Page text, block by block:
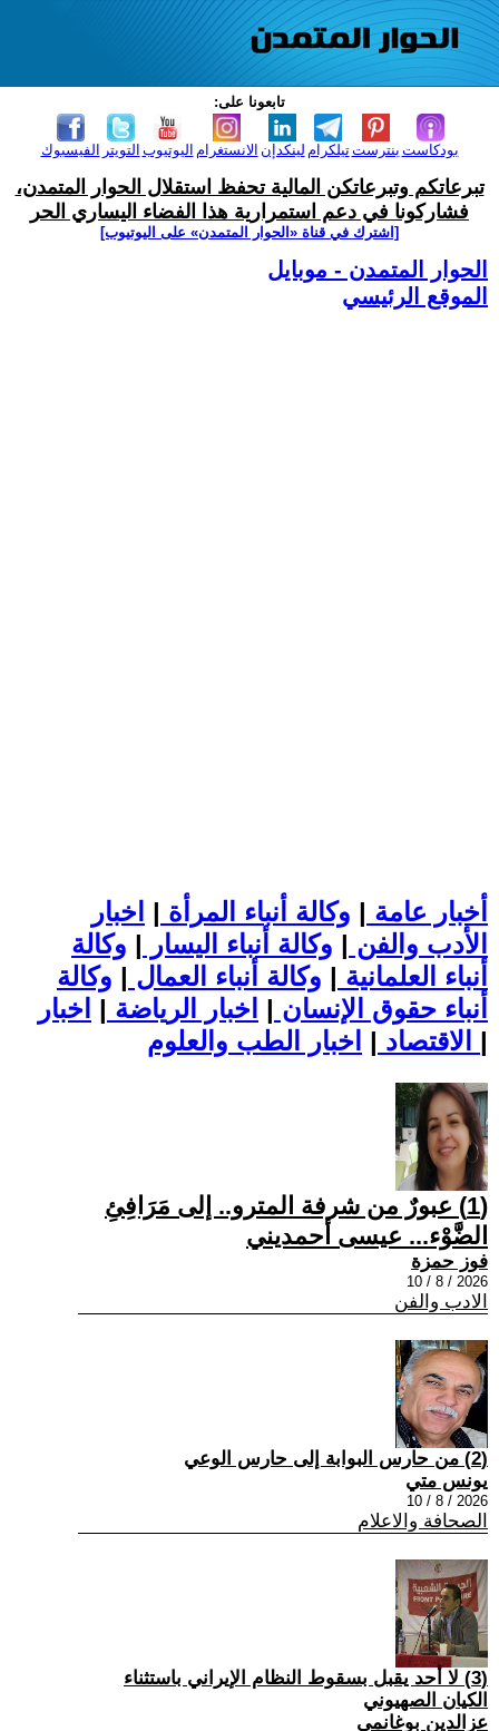
تابعونا على:
الفيسبوك التويتر اليوتيوب الانستغرام لينكدإن تيلكرامبنترست بودكاست
تبرعاتكم وتبرعاتكن المالية تحفظ استقلال الحوار المتمدن،
فشاركونا في دعم استمرارية هذا الفضاء اليساري الحر
[اشترك في قناة ‫«الحوار المتمدن» على اليوتيوب]
الحوار المتمدن - موبايل
الموقع الرئيسي
أخبار عامة | وكالة أنباء المرأة | اخبار
الأدب والفن | وكالة أنباء اليسار | وكالة
أنباء العلمانية | وكالة أنباء العمال | وكالة
أنباء حقوق الإنسان | اخبار الرياضة | اخبار
الاقتصاد | |
(1) عبورٌ من شرفة المترو.. إلى مَرَافِئِ
الضَّوْء... عيسى أحمديني
فوز حمزة
2026 / 8 / 10
الادب والفن
(2) من حارس البوابة إلى حارس الوعي
يونس متي
2026 / 8 / 10
الصحافة والاعلام
(3) لا أحد يقبل بسقوط النظام الإيراني باستثناء
الكيان الصهيوني
عزالدين بوغانمي